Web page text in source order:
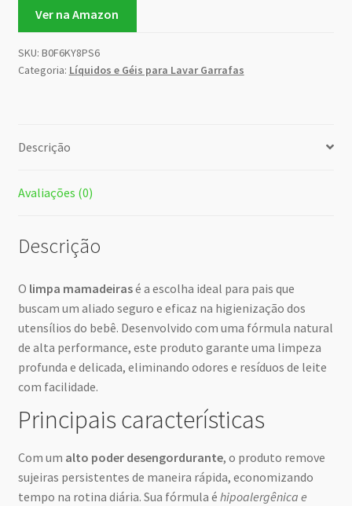
Ver na Amazon
SKU: B0F6KY8PS6
Categoria: Líquidos e Géis para Lavar Garrafas
Descrição
Avaliações (0)
Descrição
O limpa mamadeirasé a escolha ideal para pais que
buscam um aliado seguro e eficaz na higienização dos
utensílios do bebê. Desenvolvido com uma fórmula natural
de alta performance, este produto garante uma limpeza
profunda e delicada, eliminando odores e resíduos de leite
com facilidade.
Principais características
Com um alto poder desengordurante, o produto remove
sujeiras persistentes de maneira rápida, economizando
tempo na rotina diária. Sua fórmula é hipoalergênica e